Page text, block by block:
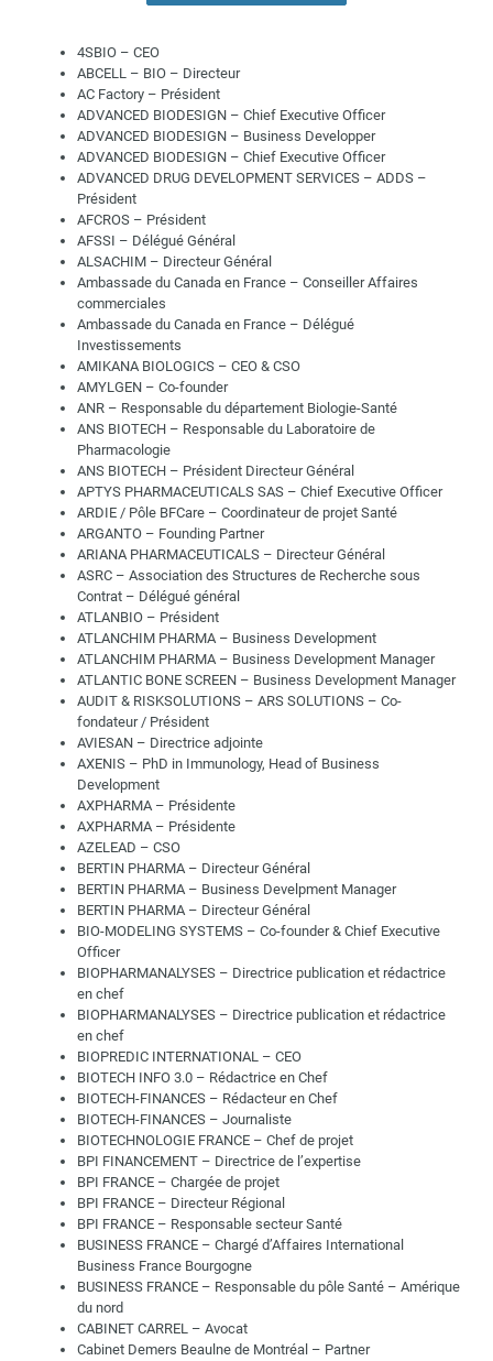
4SBIO – CEO
ABCELL – BIO – Directeur
AC Factory – Président
ADVANCED BIODESIGN – Chief Executive Officer
ADVANCED BIODESIGN – Business Developper
ADVANCED BIODESIGN – Chief Executive Officer
ADVANCED DRUG DEVELOPMENT SERVICES – ADDS –
Président
AFCROS – Président
AFSSI – Délégué Général
ALSACHIM – Directeur Général
Ambassade du Canada en France – Conseiller Affaires
commerciales
Ambassade du Canada en France – Délégué
Investissements
AMIKANA BIOLOGICS – CEO & CSO
AMYLGEN – Co-founder
ANR – Responsable du département Biologie-Santé
ANS BIOTECH – Responsable du Laboratoire de
Pharmacologie
ANS BIOTECH – Président Directeur Général
APTYS PHARMACEUTICALS SAS – Chief Executive Officer
ARDIE / Pôle BFCare – Coordinateur de projet Santé
ARGANTO – Founding Partner
ARIANA PHARMACEUTICALS – Directeur Général
ASRC – Association des Structures de Recherche sous
Contrat – Délégué général
ATLANBIO – Président
ATLANCHIM PHARMA – Business Development
ATLANCHIM PHARMA – Business Development Manager
ATLANTIC BONE SCREEN – Business Development Manager
AUDIT & RISKSOLUTIONS – ARS SOLUTIONS – Co-
fondateur / Président
AVIESAN – Directrice adjointe
AXENIS – PhD in Immunology, Head of Business
Development
AXPHARMA – Présidente
AXPHARMA – Présidente
AZELEAD – CSO
BERTIN PHARMA – Directeur Général
BERTIN PHARMA – Business Develpment Manager
BERTIN PHARMA – Directeur Général
BIO-MODELING SYSTEMS – Co-founder & Chief Executive
Officer
BIOPHARMANALYSES – Directrice publication et rédactrice
en chef
BIOPHARMANALYSES – Directrice publication et rédactrice
en chef
BIOPREDIC INTERNATIONAL – CEO
BIOTECH INFO 3.0 – Rédactrice en Chef
BIOTECH-FINANCES – Rédacteur en Chef
BIOTECH-FINANCES – Journaliste
BIOTECHNOLOGIE FRANCE – Chef de projet
BPI FINANCEMENT – Directrice de l’expertise
BPI FRANCE – Chargée de projet
BPI FRANCE – Directeur Régional
BPI FRANCE – Responsable secteur Santé
BUSINESS FRANCE – Chargé d’Affaires International
Business France Bourgogne
BUSINESS FRANCE – Responsable du pôle Santé – Amérique
du nord
CABINET CARREL – Avocat
Cabinet Demers Beaulne de Montréal – Partner